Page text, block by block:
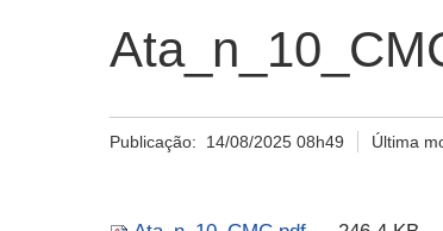
Publicação: 14/08/2025 08h49 Última